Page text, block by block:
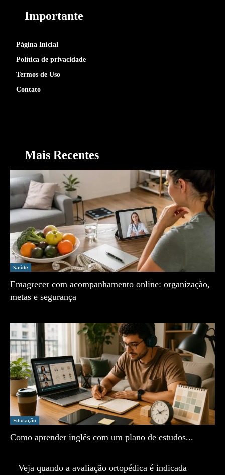
Importante
Página Inicial
Política de privacidade
Termos de Uso
Contato
Mais Recentes
Saúde
Emagrecer com acompanhamento online: organização,
metas e segurança
Educação
Como aprender inglês com um plano de estudos...
Veja quando a avaliação ortopédica é indicada